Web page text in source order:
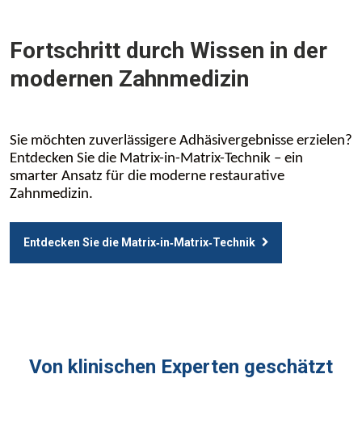
Fortschritt durch Wissen in der
modernen Zahnmedizin
Sie möchten zuverlässigere Adhäsivergebnisse erzielen?
Entdecken Sie die Matrix-in-Matrix-Technik – ein
smarter Ansatz für die moderne restaurative
Zahnmedizin.
Entdecken Sie die Matrix‑in‑Matrix‑Technik
Von klinischen Experten geschätzt